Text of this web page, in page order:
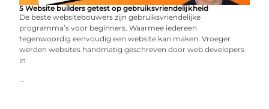
5 Website builders getest op gebruiksvriendelijkheid
De beste websitebouwers zijn gebruiksvriendelijke
programma’s voor beginners. Waarmee iedereen
tegenwoordig eenvoudig een website kan maken. Vroeger
werden websites handmatig geschreven door web developers
in
...